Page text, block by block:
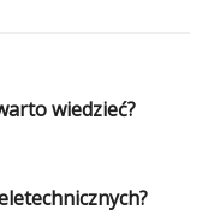
wiedzieć?